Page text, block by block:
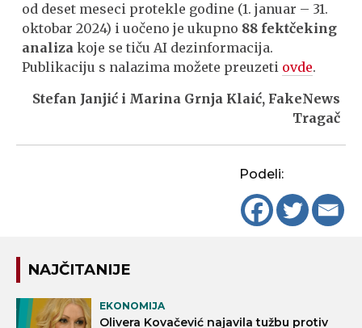
od deset meseci protekle godine (1. januar – 31.
oktobar 2024) i uočeno je ukupno 88 fektčeking
analiza koje se tiču AI dezinformacija.
Publikaciju s nalazima možete preuzeti ovde.
Stefan Janjić i Marina Grnja Klaić, FakeNews
Tragač
Podeli:
NAJČITANIJE
EKONOMIJA
Olivera Kovačević najavila tužbu protiv